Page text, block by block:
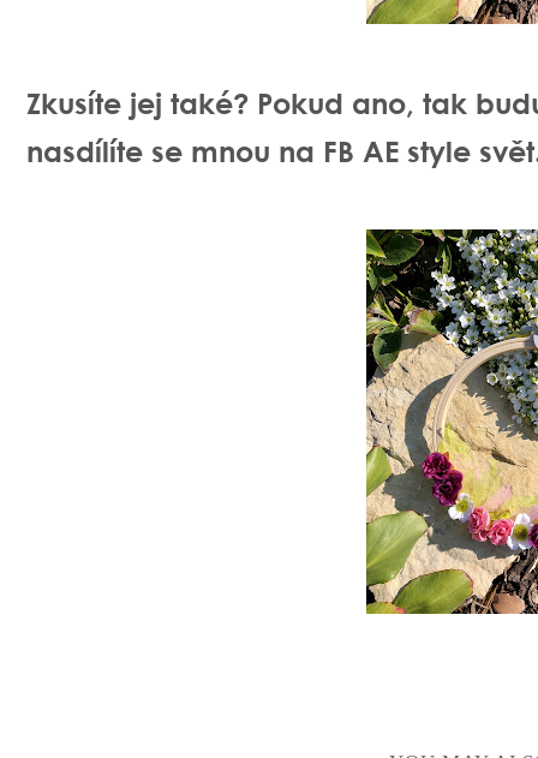
Zkusíte jej také? Pokud ano, tak
nasdílíte se mnou na FB AE style